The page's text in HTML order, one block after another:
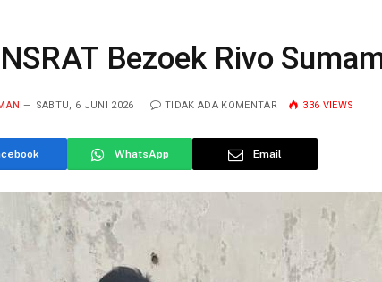
Bezoek Rivo
SABTU, 6 JUNI 2026 TIDAK ADA KOMENTAR 336 VIEWS
WhatsApp Email